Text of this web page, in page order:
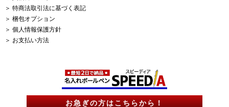
お急ぎの方はこちらから！
＞ 特商法取引法に基づく表記
＞ 梱包オプション
＞ 個人情報保護方針
＞ お支払い方法